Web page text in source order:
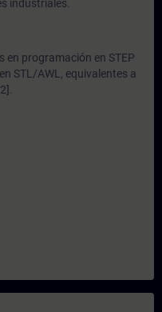
industriales.
en programación en STEP
STL/AWL, equivalentes a